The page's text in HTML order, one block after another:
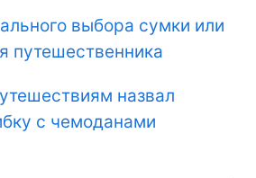
выбора сумки или
путешественника
назвал
с чемоданами